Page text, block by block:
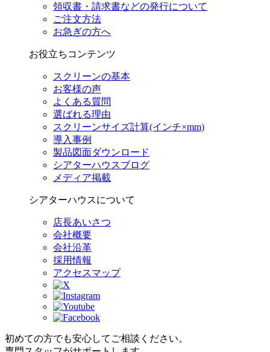
領収書・請求書などの発行について
ご注文方法
お急ぎの方へ
お役立ちコンテンツ
スクリーンの基本
お客様の声
よくある質問
選ばれる理由
スクリーンサイズ計算(インチ×mm)
導入事例
製品図面ダウンロード
シアターハウスブログ
メディア掲載
シアターハウスについて
店長あいさつ
会社概要
会社沿革
採用情報
アクセスマップ
初めての方でも安心してご相談ください。